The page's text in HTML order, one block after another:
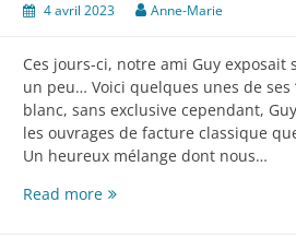
4 avril 2023 Anne-Marie
Ces jours-ci, notre ami Guy exposait
un peu… Voici quelques unes de ses
blanc, sans exclusive cependant,
les ouvrages de facture classique
Un heureux mélange dont nous…
Read moreL’ami